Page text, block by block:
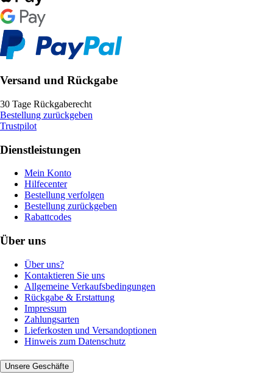
Versand und Rückgabe
30 Tage Rückgaberecht
Bestellung zurückgeben
Trustpilot
Dienstleistungen
Mein Konto
Hilfecenter
Bestellung verfolgen
Bestellung zurückgeben
Rabattcodes
Über uns
Über uns?
Kontaktieren Sie uns
Allgemeine Verkaufsbedingungen
Rückgabe & Erstattung
Impressum
Zahlungsarten
Lieferkosten und Versandoptionen
Hinweis zum Datenschutz
Unsere Geschäfte